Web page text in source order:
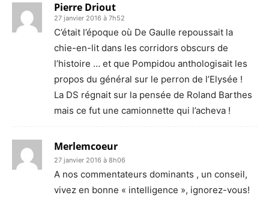
Pierre Driout
27 janvier 2016 à 7h52
C’était l’époque où De Gaulle repoussait la
chie-en-lit dans les corridors obscurs de
l’histoire … et que Pompidou anthologisait les
propos du général sur le perron de l’Elysée !
La DS régnait sur la pensée de Roland Barthes
mais ce fut une camionnette qui l’acheva !
Merlemcoeur
27 janvier 2016 à 8h06
A nos commentateurs dominants , un conseil,
vivez en bonne « intelligence », ignorez-vous!